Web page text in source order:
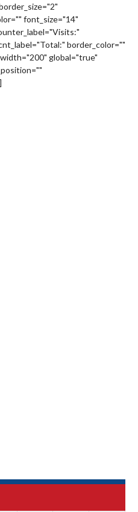
font_size="14"
border_color=""
global="true"